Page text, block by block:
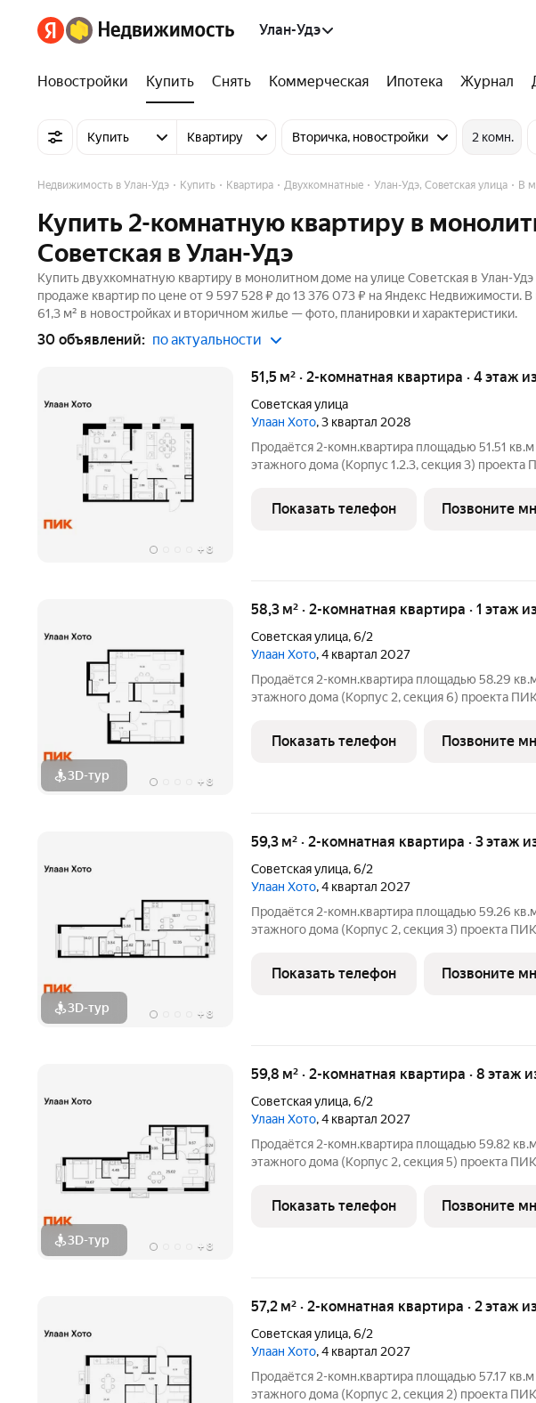
Улан-Удэ
Новостройки Купить Снять Коммерческая Ипотека Журнал
Купить Квартиру Вторичка, новостройки 2 комн.
Недвижимость в Улан-Удэ Купить Квартира Двухкомнатные Улан-Удэ, Советская улица В
Купить 2-комнатную квартиру в
Советская в Улан-Удэ
Купить двухкомнатную квартиру в монолитном доме на улице Советская в Улан-
продаже квартир по цене от 9 597 528 ₽ до 13 376 073 ₽ на Яндекс Недвижимости.
61,3 м² в новостройках и вторичном жилье — фото, планировки и характеристики.
30 объявлений: по актуальности
+ 8
51,5 м² · 2-комнатная квартира · 4 этаж
Советская улица
Улаан Хото, 3 квартал 2028
Продаётся 2-комн.квартира площадью 51.51
этажного дома (Корпус 1.2.3, секция 3) проекта
планировка, большие окна. «Улаан Хото» это уникальный и
знаковый
Показать телефон Позвоните
3D-тур + 8
58,3 м² · 2-комнатная квартира · 1 этаж
Советская улица,6/2
Улаан Хото, 4 квартал 2027
Продаётся 2-комн.квартира площадью 58.29
этажного дома (Корпус 2, секция 6) проекта
планировка, большие окна. «Улаан Хото» это уникальный и
знаковый
Показать телефон Позвоните
3D-тур + 8
59,3 м² · 2-комнатная квартира · 3 этаж
Советская улица,6/2
Улаан Хото, 4 квартал 2027
Продаётся 2-комн.квартира площадью 59.26
этажного дома (Корпус 2, секция 3) проекта
планировка, большие окна. «Улаан Хото» это уникальный и
знаковый
Показать телефон Позвоните
3D-тур + 8
59,8 м² · 2-комнатная квартира · 8 этаж
Советская улица,6/2
Улаан Хото, 4 квартал 2027
Продаётся 2-комн.квартира площадью 59.82
этажного дома (Корпус 2, секция 5) проекта
планировка, большие окна. «Улаан Хото» это уникальный и
знаковый
Показать телефон Позвоните
57,2 м² · 2-комнатная квартира · 2 этаж
Советская улица,6/2
Улаан Хото, 4 квартал 2027
Продаётся 2-комн.квартира площадью 57.17
этажного дома (Корпус 2, секция 2) проекта